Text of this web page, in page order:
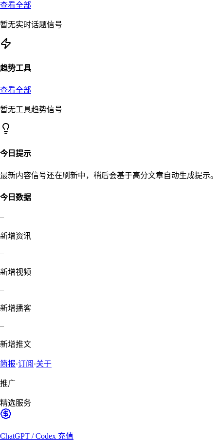
查看全部
暂无实时话题信号
趋势工具
查看全部
暂无工具趋势信号
今日提示
最新内容信号还在刷新中，稍后会基于高分文章自动生成提示。
今日数据
–
新增资讯
–
新增视频
–
新增播客
–
新增推文
简报·订阅 ·关于
推广
精选服务
ChatGPT / Codex 充值